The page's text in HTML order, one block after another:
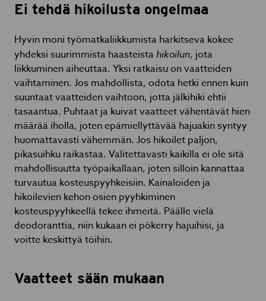
Ei tehdä hikoilusta ongelmaa
Hyvin moni työmatkaliikkumista harkitseva kokee
yhdeksi suurimmista haasteistahikoilun, jota
liikkuminen aiheuttaa. Yksi ratkaisu on vaatteiden
vaihtaminen. Jos mahdollista, odota hetki ennen kuin
suuntaat vaatteiden vaihtoon, jotta jälkihiki ehtii
tasaantua. Puhtaat ja kuivat vaatteet vähentävät hien
määrää iholla, joten epämiellyttävää hajuakin syntyy
huomattavasti vähemmän. Jos hikoilet paljon,
pikasuihku raikastaa. Valitettavasti kaikilla ei ole sitä
mahdollisuutta työpaikallaan, joten silloin kannattaa
turvautua kosteuspyyhkeisiin. Kainaloiden ja
hikoilevien kehon osien pyyhkiminen
kosteuspyyhkeellä tekee ihmeitä. Päälle vielä
deodoranttia, niin kukaan ei pökerry hajuihisi, ja
voitte keskittyä töihin.
Vaatteet sään mukaan